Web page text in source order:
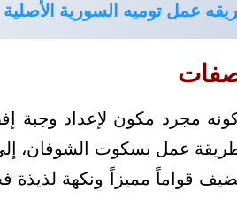
عمل توميه السورية الأصلية
مجرد مكون لإعداد وجبة
عمل بسكوت الشوفان،
قواماً مميزاً ونكهة لذيذة